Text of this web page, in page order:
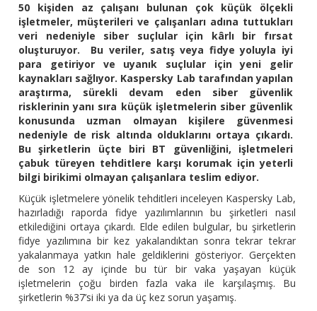
50 kişiden az çalışanı bulunan çok küçük ölçekli
işletmeler, müşterileri ve çalışanları adına tuttukları
veri nedeniyle siber suçlular için kârlı bir fırsat
oluşturuyor. Bu veriler, satış veya fidye yoluyla iyi
para getiriyor ve uyanık suçlular için yeni gelir
kaynakları sağlıyor. Kaspersky Lab tarafından yapılan
araştırma, sürekli devam eden siber güvenlik
risklerinin yanı sıra küçük işletmelerin siber güvenlik
konusunda uzman olmayan kişilere güvenmesi
nedeniyle de risk altında olduklarını ortaya çıkardı.
Bu şirketlerin üçte biri BT güvenliğini, işletmeleri
çabuk türeyen tehditlere karşı korumak için yeterli
bilgi birikimi olmayan çalışanlara teslim ediyor.
Küçük işletmelere yönelik tehditleri inceleyen Kaspersky Lab,
hazırladığı raporda fidye yazılımlarının bu şirketleri nasıl
etkilediğini ortaya çıkardı. Elde edilen bulgular, bu şirketlerin
fidye yazılımına bir kez yakalandıktan sonra tekrar tekrar
yakalanmaya yatkın hale geldiklerini gösteriyor. Gerçekten
de son 12 ay içinde bu tür bir vaka yaşayan küçük
işletmelerin çoğu birden fazla vaka ile karşılaşmış. Bu
şirketlerin %37’si iki ya da üç kez sorun yaşamış.